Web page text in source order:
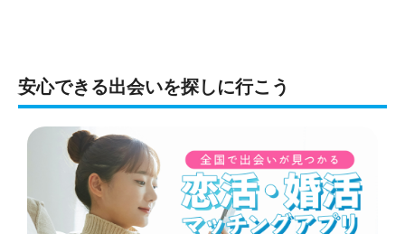
安心できる出会いを探しに行こう